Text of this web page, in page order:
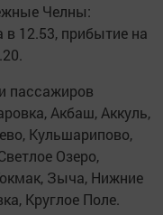
Челны:
в 12.53, прибытие на
пассажиров
Акбаш, Аккуль,
Кульшарипово,
Озеро,
Зыча, Нижние
Круглое Поле.